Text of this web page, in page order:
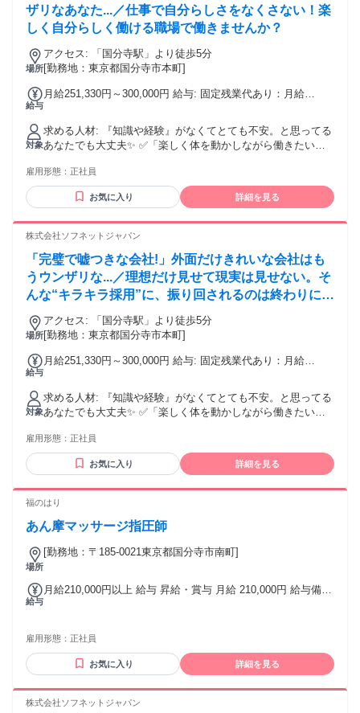
ザリなあなた...／仕事で自分らしさをなくさない！楽
しく自分らしく働ける職場で働きませんか？
場所
アクセス: 「国分寺駅」より徒歩5分
[勤務地：東京都国分寺市本町]
給与
月給251,330円～300,000円 給与: 固定残業代あり：月給
￥55,170（36時間相当分）を含む。36時間を超える残業代は
追加で支給する。
対象
求める人材: 『知識や経験』がなくてとても不安。と思ってる
あなたでも大丈夫✨ ✅「楽しく体を動かしながら働きたい」
トも大切にしたい」 ✅「スポーツ経験を活かした仕事をした
い」 そんな気持ちがあれば、十分スタートライン！ 今は自信
がなくても大丈夫。 お客様と向き合う中で、指名される自
ジャパンで、自分らしい働き方を選びませんか？
雇用形態： 正社員
お気に入り 詳細を見る
株式会社ソフネットジャパン
「完璧で嘘つきな会社!」外面だけきれいな会社はも
うウンザリな...／理想だけ見せて現実は見せない。そ
んな“キラキラ採用”に、振り回されるのは終わりにし
ない？
場所
アクセス: 「国分寺駅」より徒歩5分
[勤務地：東京都国分寺市本町]
給与
月給251,330円～300,000円 給与: 固定残業代あり：月給
￥55,170（36時間相当分）を含む。36時間を超える残業代は
追加で支給する。
対象
求める人材: 『知識や経験』がなくてとても不安。と思ってる
あなたでも大丈夫✨ ✅「楽しく体を動かしながら働きたい」
トも大切にしたい」 ✅「スポーツ経験を活かした仕事をした
い」 そんな気持ちがあれば、十分スタートライン！ 今は自信
がなくても大丈夫。 お客様と向き合う中で、指名される自
ジャパンで、自分らしい働き方を選びませんか？
雇用形態： 正社員
お気に入り 詳細を見る
福のはり
あん摩マッサージ指圧師
場所
[勤務地：〒185-0021東京都国分寺市南町]
給与
月給210,000円以上 給与 昇給・賞与 月給 210,000円 給与備
給210000円～
雇用形態： 正社員
お気に入り 詳細を見る
株式会社ソフネットジャパン